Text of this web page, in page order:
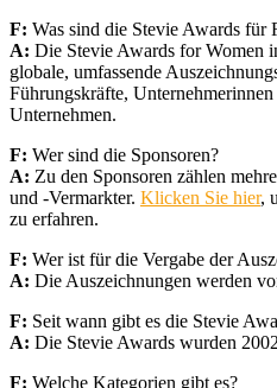
F: Was sind die Stevie Awards für
A: Die Stevie Awards for Women
globale, umfassende
Führungskräfte,
Unternehmen.
F: Wer sind die Sponsoren?
A: Zu den Sponsoren zählen
und -Vermarkter. Klicken Sie hier,
zu erfahren.
F: Wer ist für die Vergabe der
A: Die Auszeichnungen werden
F: Seit wann gibt es die Stevie
A: Die Stevie Awards wurden
F: Welche Kategorien gibt es?